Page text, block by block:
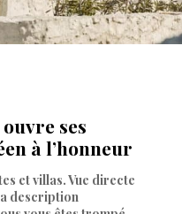
ses
à l’honneur
et villas. Vue directe
description